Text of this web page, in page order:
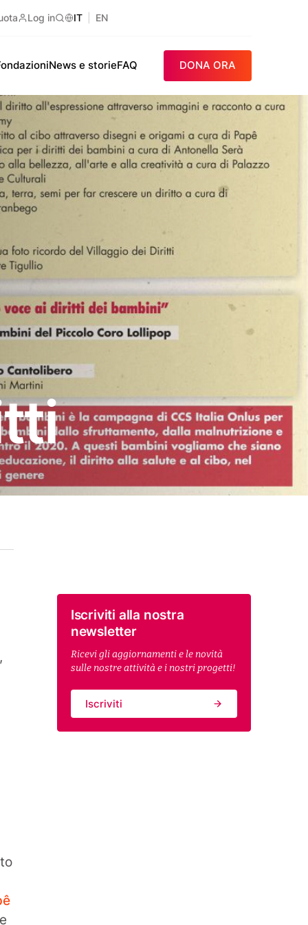
News e storieFAQ DONA ORA
Log in
Ricerca
IT EN
Iscriviti alla nostra
newsletter
Ricevi gli aggiornamenti e le novità
sulle nostre attività e i nostri progetti!
Iscriviti